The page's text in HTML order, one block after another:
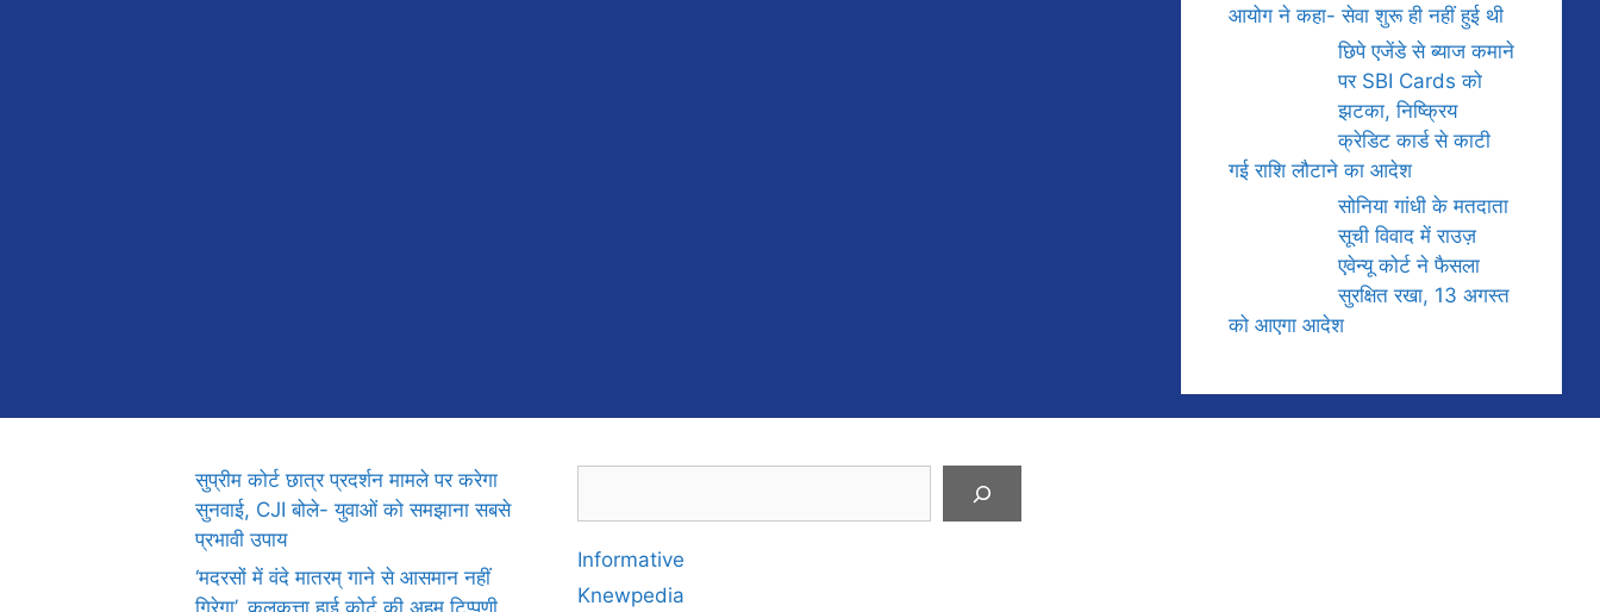
आयोग ने कहा- सेवा शुरू ही नहीं हुई थी
छिपे एजेंडे से ब्याज कमाने
पर SBI Cards को
झटका, निष्क्रिय
क्रेडिट कार्ड से काटी
गई राशि लौटाने का आदेश
सोनिया गांधी के मतदाता
सूची विवाद में राउज़
एवेन्यू कोर्ट ने फैसला
सुरक्षित रखा, 13 अगस्त
को आएगा आदेश
सुप्रीम कोर्ट छात्र प्रदर्शन मामले पर करेगा
सुनवाई, CJI बोले- युवाओं को समझाना सबसे
प्रभावी उपाय
‘मदरसों में वंदे मातरम् गाने से आसमान नहीं
Informative
Knewpedia